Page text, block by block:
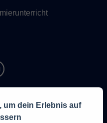
um dein Erlebnis auf